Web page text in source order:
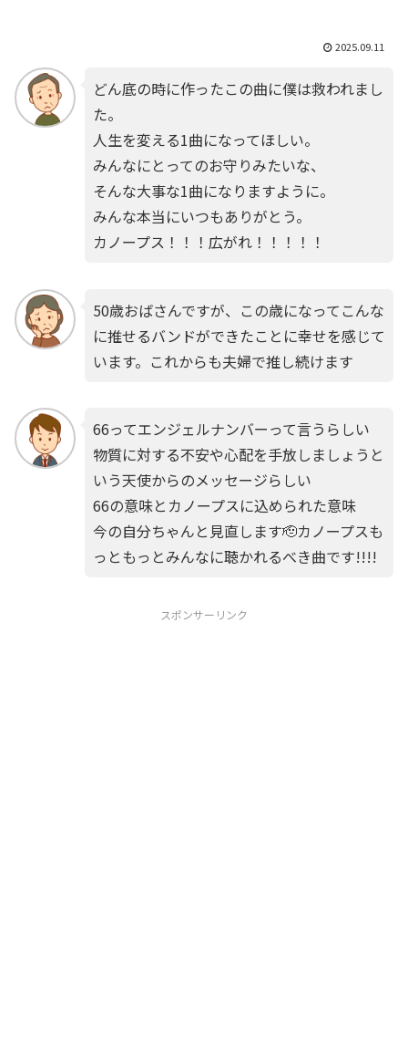
2025.09.11
どん底の時に作ったこの曲に僕は救われまし
た。
人生を変える1曲になってほしい。
みんなにとってのお守りみたいな、
そんな大事な1曲になりますように。
みんな本当にいつもありがとう。
カノープス！！！広がれ！！！！！
50歳おばさんですが、この歳になってこんな
に推せるバンドができたことに幸せを感じて
います。これからも夫婦で推し続けます
66ってエンジェルナンバーって言うらしい
物質に対する不安や心配を手放しましょうと
いう天使からのメッセージらしい
66の意味とカノープスに込められた意味
今の自分ちゃんと見直します🫡カノープスも
っともっとみんなに聴かれるべき曲です!!!!
スポンサーリンク